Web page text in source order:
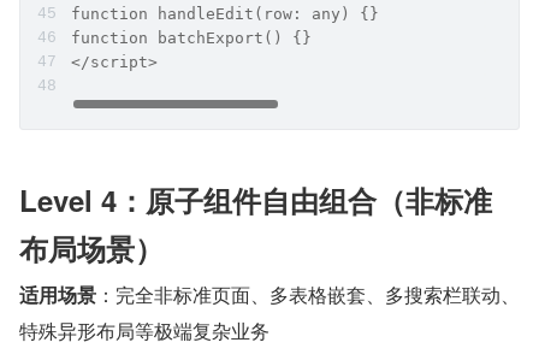
function handleEdit(row: any) {}
function batchExport() {}
</script>
Level 4：原子组件自由组合（非标准
布局场景）
适用场景 ：完全非标准页面、多表格嵌套、多搜索栏联动、
特殊异形布局等极端复杂业务